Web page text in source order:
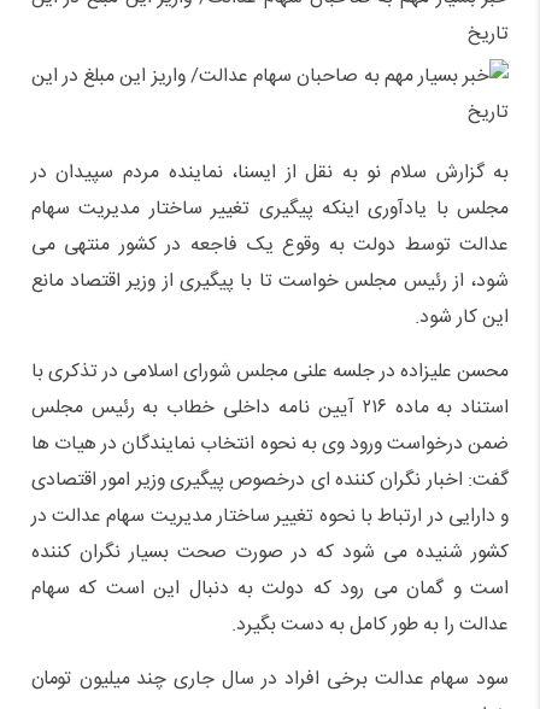
تاریخ
​به گزارش سلام نو به نقل از ایسنا، نماینده مردم سپیدان در
مجلس با یادآوری اینکه پیگیری تغییر ساختار مدیریت سهام
عدالت توسط دولت به وقوع یک فاجعه در کشور منتهی می
شود، از رئیس مجلس خواست تا با پیگیری از وزیر اقتصاد مانع
این کار شود.
محسن علیزاده در جلسه علنی مجلس شورای اسلامی در تذکری با
استناد به ماده ۲۱۶ آیین نامه داخلی خطاب به رئیس مجلس
ضمن درخواست ورود وی به نحوه انتخاب نمایندگان در هیات ها
گفت: اخبار نگران کننده ای درخصوص پیگیری وزیر امور اقتصادی
و دارایی در ارتباط با نحوه تغییر ساختار مدیریت سهام عدالت در
کشور شنیده می شود که در صورت صحت بسیار نگران کننده
است و گمان می رود که دولت به دنبال این است که سهام
عدالت را به طور کامل به دست بگیرد.
سود سهام عدالت برخی افراد در سال جاری چند میلیون تومان